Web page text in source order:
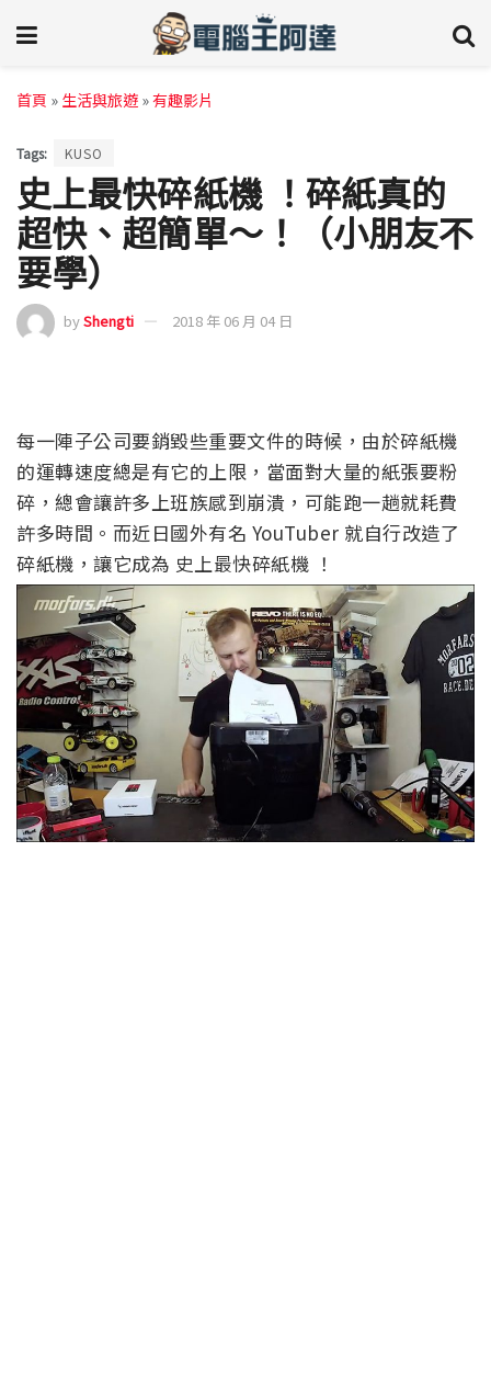
首頁 » 生活與旅遊 »有趣影片
Tags: KUSO
史上最快碎紙機 ！碎紙真的
超快、超簡單～！（小朋友不
要學）
byShengti 2018 年 06 月 04 日
每一陣子公司要銷毀些重要文件的時候，由於碎紙機
的運轉速度總是有它的上限，當面對大量的紙張要粉
碎，總會讓許多上班族感到崩潰，可能跑一趟就耗費
許多時間。而近日國外有名 YouTuber 就自行改造了
碎紙機，讓它成為 史上最快碎紙機 ！